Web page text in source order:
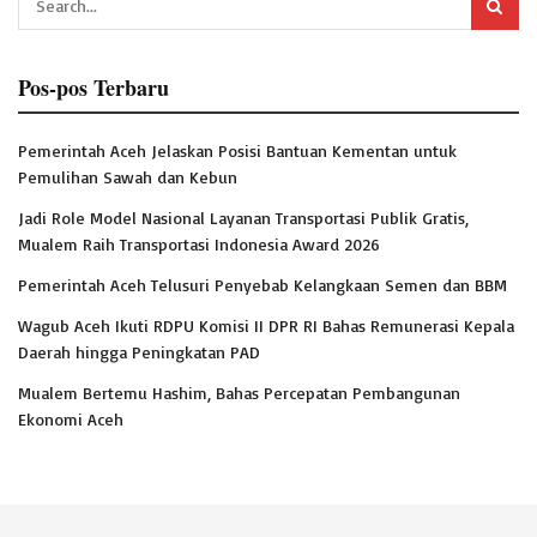
Pos-pos Terbaru
Pemerintah Aceh Jelaskan Posisi Bantuan Kementan untuk
Pemulihan Sawah dan Kebun
Jadi Role Model Nasional Layanan Transportasi Publik Gratis,
Mualem Raih Transportasi Indonesia Award 2026
Pemerintah Aceh Telusuri Penyebab Kelangkaan Semen dan BBM
Wagub Aceh Ikuti RDPU Komisi II DPR RI Bahas Remunerasi Kepala
Daerah hingga Peningkatan PAD
Mualem Bertemu Hashim, Bahas Percepatan Pembangunan
Ekonomi Aceh